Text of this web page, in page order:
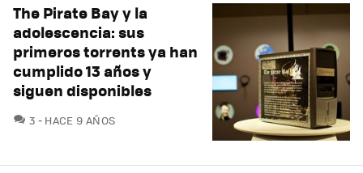
The Pirate Bay y la
adolescencia: sus
primeros torrents ya han
cumplido 13 años y
siguen disponibles
3 COMENTARIOS
HACE 9 AÑOS